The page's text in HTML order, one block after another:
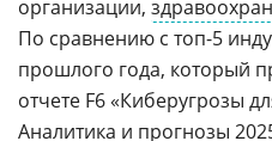
организации,
По сравнению с топ-5
прошлого года, который
отчете F6 «Киберугрозы
Аналитика и прогнозы